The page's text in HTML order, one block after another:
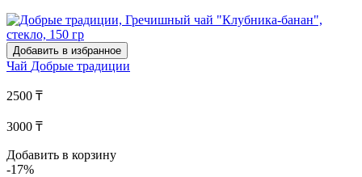
Добавить в избранное
Чай Добрые традиции
2500 ₸
3000 ₸
Добавить в корзину
-17%